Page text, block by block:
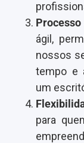
ágil,
nossos
tempo e
um
para